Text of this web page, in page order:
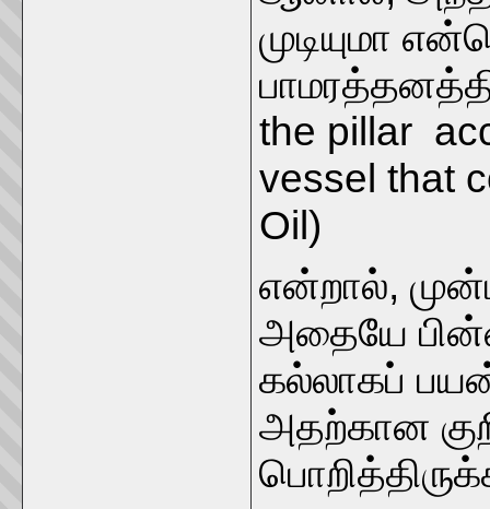
முடியுமா
the pillar
vessel that
Oil)
என்றால்,
அதையே
கல்லாகப்
அதற்கான